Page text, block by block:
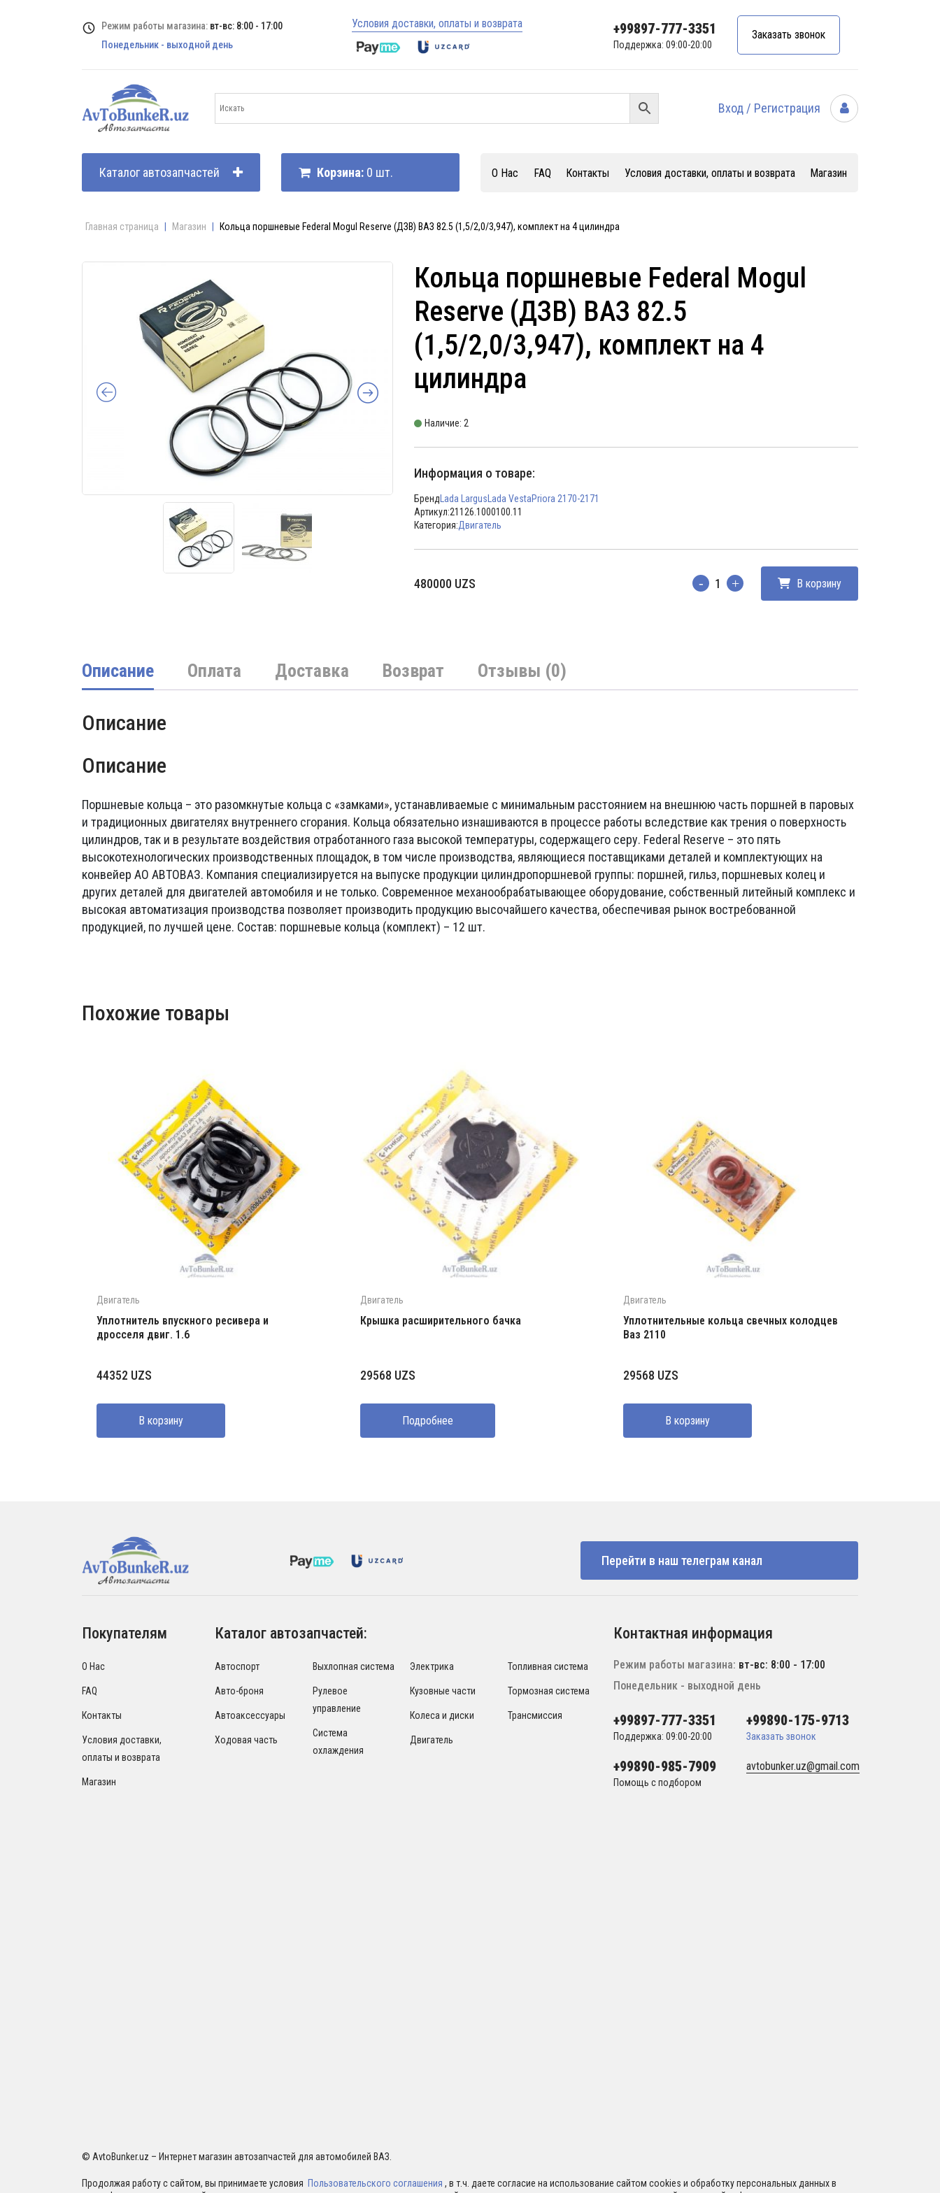
Режим работы магазина: вт-вс: 8:00 - 17:00
Понедельник - выходной день
Условия доставки, оплаты и возврата +99897-777-3351
Поддержка: 09:00-20:00
Заказать звонок
Вход / Регистрация
Каталог автозапчастей Корзина: 0 шт. О Нас FAQ Контакты Условия доставки, оплаты и возврата Магазин
Главная страница Магазин Кольца поршневые Federal Mogul Reserve (ДЗВ) ВАЗ 82.5 (1,5/2,0/3,947), комплект на 4 цилиндра
Кольца поршневые Federal Mogul
Reserve (ДЗВ) ВАЗ 82.5
(1,5/2,0/3,947), комплект на 4
цилиндра
Наличие: 2
Информация о товаре:
Бренд Lada Largus Lada VestaPriora 2170-2171
Артикул:21126.1000100.11
Категория:Двигатель
480000 UZS Количество В корзину
Описание Оплата Доставка Возврат Отзывы (0)
Описание
Описание
Поршневые кольца – это разомкнутые кольца с «замками», устанавливаемые с минимальным расстоянием на внешнюю часть поршней в паровых
и традиционных двигателях внутреннего сгорания. Кольца обязательно изнашиваются в процессе работы вследствие как трения о поверхность
цилиндров, так и в результате воздействия отработанного газа высокой температуры, содержащего серу. Federal Reserve – это пять
высокотехнологических производственных площадок, в том числе производства, являющиеся поставщиками деталей и комплектующих на
конвейер АО АВТОВАЗ. Компания специализируется на выпуске продукции цилиндропоршневой группы: поршней, гильз, поршневых колец и
других деталей для двигателей автомобиля и не только. Современное механообрабатывающее оборудование, собственный литейный комплекс и
высокая автоматизация производства позволяет производить продукцию высочайшего качества, обеспечивая рынок востребованной
продукцией, по лучшей цене. Состав: поршневые кольца (комплект) – 12 шт.
Похожие товары
Двигатель
Уплотнитель впускного ресивера и
дросселя двиг. 1.6
44352 UZS
В корзину
Двигатель
Крышка расширительного бачка
29568 UZS
Подробнее
Двигатель
Уплотнительные кольца свечных колодцев
Ваз 2110
29568 UZS
В корзину
Перейти в наш телеграм канал
Покупателям
О Нас
FAQ
Контакты
Условия доставки,
оплаты и возврата
Магазин
Каталог автозапчастей:
Автоспорт
Авто-броня
Автоаксессуары
Ходовая часть
Выхлопная система
Рулевое
управление
Система
охлаждения
Электрика
Кузовные части
Колеса и диски
Двигатель
Топливная система
Тормозная система
Трансмиссия
Контактная информация
Режим работы магазина: вт-вс: 8:00 - 17:00
Понедельник - выходной день
+99897-777-3351
Поддержка: 09:00-20:00
+99890-175-9713
Заказать звонок
+99890-985-7909
Помощь с подбором
avtobunker.uz@gmail.com
© AvtoBunker.uz – Интернет магазин автозапчастей для автомобилей ВАЗ.
Продолжая работу с сайтом, вы принимаете условия Пользовательского соглашения , в т.ч. даете согласие на использование сайтом cookies и обработку персональных данных в